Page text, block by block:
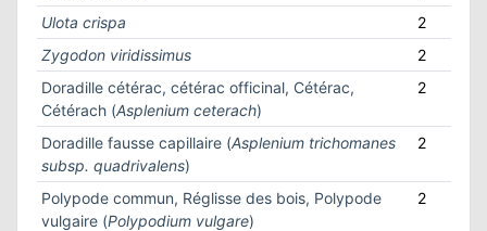
Ulota crispa
2
Zygodon viridissimus
2
Doradille cétérac, cétérac officinal, Cétérac,
Cétérach (Asplenium ceterach)
2
Doradille fausse capillaire (Asplenium trichomanes
subsp. quadrivalens)
2
Polypode commun, Réglisse des bois, Polypode
vulgaire (Polypodium vulgare)
2